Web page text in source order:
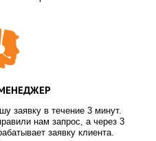
заявку в течение 3 минут.
нам запрос, а через 3
заявку клиента.